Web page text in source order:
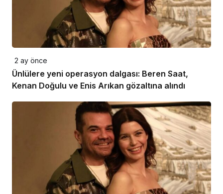
2 ay önce
Ünlülere yeni operasyon dalgası: Beren Saat,
Kenan Doğulu ve Enis Arıkan gözaltına alındı